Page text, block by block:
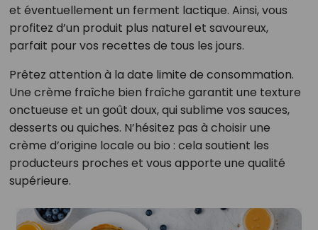
et éventuellement un ferment lactique. Ainsi, vous
profitez d’un produit plus naturel et savoureux,
parfait pour vos recettes de tous les jours.
Prêtez attention à la date limite de consommation.
Une crème fraîche bien fraîche garantit une texture
onctueuse et un goût doux, qui sublime vos sauces,
desserts ou quiches. N’hésitez pas à choisir une
crème d’origine locale ou bio : cela soutient les
producteurs proches et vous apporte une qualité
supérieure.